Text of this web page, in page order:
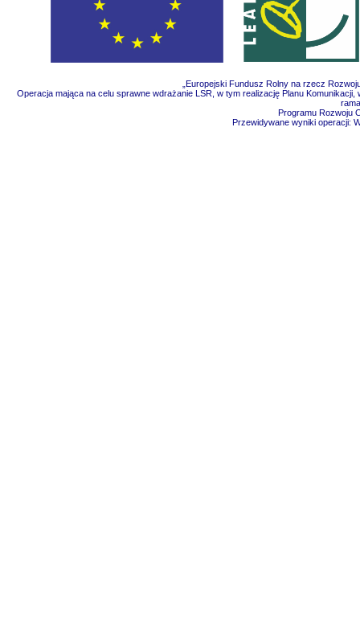
„Europejski Fundusz Rolny na rzecz
Operacja mająca na celu sprawne wdrażanie LSR, w tym realizację Planu
Programu Rozwoju
Przewidywane wyniki operacji: